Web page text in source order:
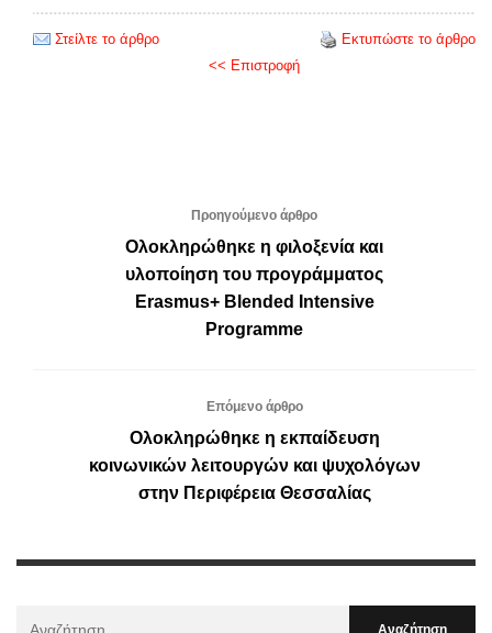
Στείλτε το άρθρο
Εκτυπώστε το άρθρο
<< Επιστροφή
Προηγούμενο άρθρο
Ολοκληρώθηκε η φιλοξενία και
υλοποίηση του προγράμματος
Erasmus+ Blended Intensive
Programme
Επόμενο άρθρο
Ολοκληρώθηκε η εκπαίδευση
κοινωνικών λειτουργών και ψυχολόγων
στην Περιφέρεια Θεσσαλίας